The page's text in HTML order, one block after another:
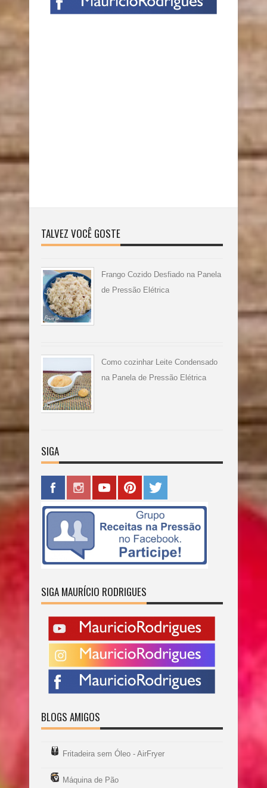
TALVEZ VOCÊ GOSTE
Frango Cozido Desfiado na Panela
de Pressão Elétrica
Como cozinhar Leite Condensado
na Panela de Pressão Elétrica
SIGA
SIGA MAURÍCIO RODRIGUES
BLOGS AMIGOS
Fritadeira sem Óleo - AirFryer
Máquina de Pão